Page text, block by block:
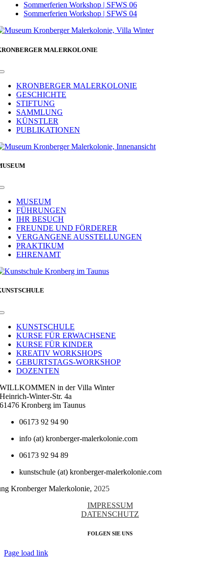
Sommerferien Workshop | SFWS 06
Sommerferien Workshop | SFWS 04
MALERKOLONIE
Toggle
NavigationKRONBERGER MALERKOLONIE
GESCHICHTE
STIFTUNG
SAMMLUNG
KÜNSTLER
PUBLIKATIONEN
Toggle
NavigationMUSEUM
FÜHRUNGEN
IHR BESUCH
FREUNDE UND FÖRDERER
VERGANGENE AUSSTELLUNGEN
PRAKTIKUM
EHRENAMT
Toggle
NavigationKUNSTSCHULE
KURSE FÜR ERWACHSENE
KURSE FÜR KINDER
KREATIV WORKSHOPS
GEBURTSTAGS-WORKSHOP
DOZENTEN
WILLKOMMEN in der Villa Winter
Heinrich-Winter-Str. 4a
61476 Kronberg im Taunus
06173 92 94 90
info (at) kronberger-malerkolonie.com
06173 92 94 89
kunstschule (at) kronberger-malerkolonie.com
Kronberger Malerkolonie, 2025
IMPRESSUM
DATENSCHUTZ
FOLGEN SIE UNS
Page load link